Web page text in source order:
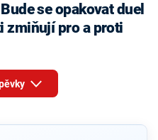
zmiňují pro a proti